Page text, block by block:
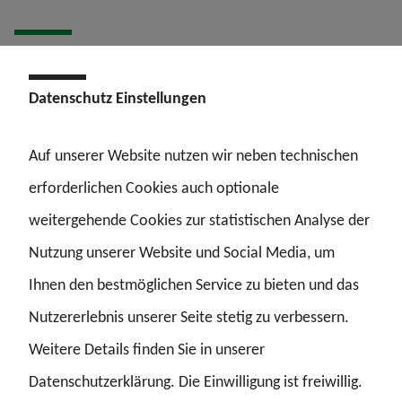
deutlich schneller als unsere Einkommen – und
das spüren die Beschäftigten jeden einzelnen
Auch die Kosten im Gesundheitsbereich steigen
kontinuierlich. Höhere
Krankenkassenbeiträge, steigende Zusatzbeiträge sowie
immer häufigere Eigenanteile –
etwa beim Zahnarzt oder für Medikamente – reißen
Datenschutz Einstellungen
Auf unserer Website nutzen wir neben technischen
erforderlichen Cookies auch optionale
weitergehende Cookies zur statistischen Analyse der
Nutzung unserer Website und Social Media, um
Ihnen den bestmöglichen Service zu bieten und das
Nutzererlebnis unserer Seite stetig zu verbessern.
Weitere Details finden Sie in unserer
Datenschutzerklärung. Die Einwilligung ist freiwillig.